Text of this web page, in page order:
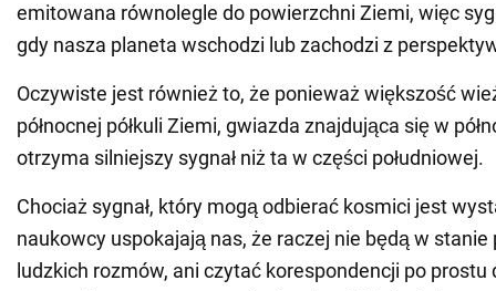
emitowana równolegle do powierzchni Ziemi, więc
gdy nasza planeta wschodzi lub zachodzi z
Oczywiste jest również to, że ponieważ większość
północnej półkuli Ziemi, gwiazda znajdująca się w
otrzyma silniejszy sygnał niż ta w części południowej.
Chociaż sygnał, który mogą odbierać kosmici jest
naukowcy uspokajają nas, że raczej nie będą w stanie
ludzkich rozmów, ani czytać korespondencji po prostu